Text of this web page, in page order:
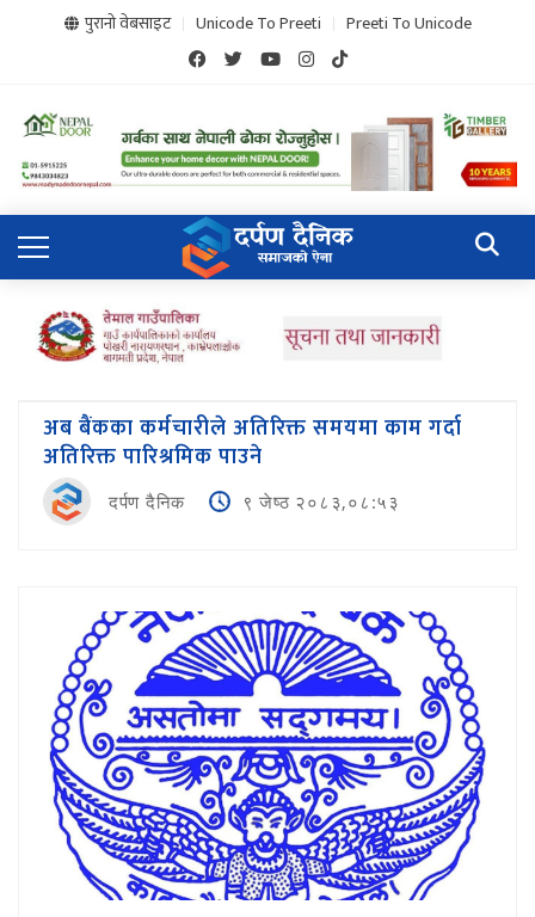
पुरानो वेबसाइट Unicode To Preeti Preeti To Unicode
अब बैंकका कर्मचारीले अतिरिक्त समयमा काम गर्दा
अतिरिक्त पारिश्रमिक पाउने
दर्पण दैनिक ९ जेष्ठ २०८३,०८:५३